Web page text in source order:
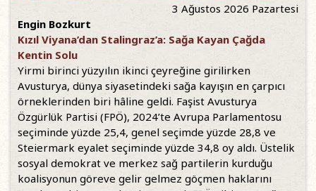
3 Ağustos 2026 Pazartesi
Engin Bozkurt
Kızıl Viyana’dan Stalingraz’a: Sağa Kayan Çağda
Kentin Solu
Yirmi birinci yüzyılın ikinci çeyreğine girilirken
Avusturya, dünya siyasetindeki sağa kayışın en çarpıcı
örneklerinden biri hâline geldi. Faşist Avusturya
Özgürlük Partisi (FPÖ), 2024’te Avrupa Parlamentosu
seçiminde yüzde 25,4, genel seçimde yüzde 28,8 ve
Steiermark eyalet seçiminde yüzde 34,8 oy aldı. Üstelik
sosyal demokrat ve merkez sağ partilerin kurduğu
koalisyonun göreve gelir gelmez göçmen haklarını